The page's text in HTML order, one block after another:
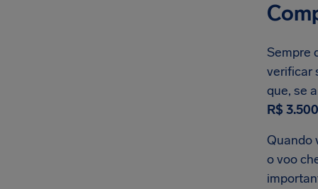
Sempre
verificar
que, se
R$
Quando
o voo